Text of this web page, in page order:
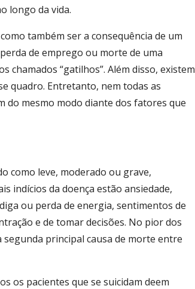
longo da vida.
também ser a consequência de um
de emprego ou morte de uma
chamados “gatilhos”. Além disso, existem
quadro. Entretanto, nem todas as
do mesmo modo diante dos fatores que
como leve, moderado ou grave,
indícios da doença estão ansiedade,
ou perda de energia, sentimentos de
e de tomar decisões. No pior dos
principal causa de morte entre
os pacientes que se suicidam deem